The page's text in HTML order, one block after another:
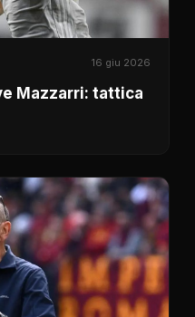
16 giu 2026
Mazzarri: tattica